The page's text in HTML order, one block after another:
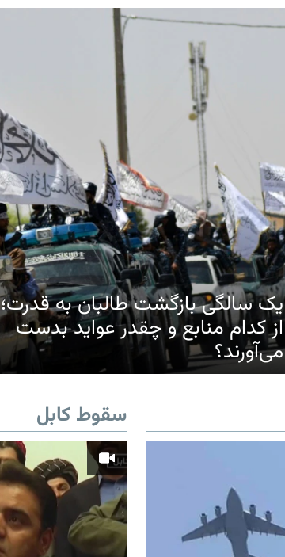
یک سالگی بازگشت طالبان به قدرت؛
از کدام منابع و چقدر عواید بدست
می‌آورند؟
سقوط کابل